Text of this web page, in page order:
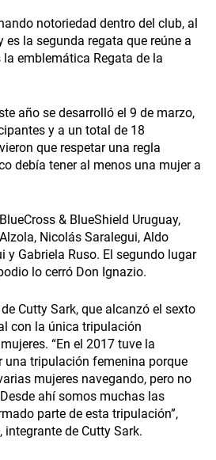
notoriedad dentro del club, al
es la segunda regata que reúne a
emblemática Regata de la
año se desarrolló el 9 de marzo,
y a un total de 18
que respetar una regla
debía tener al menos una mujer a
& BlueShield Uruguay,
Nicolás Saralegui, Aldo
y Gabriela Ruso. El segundo lugar
lo cerró Don Ignazio.
Cutty Sark, que alcanzó el sexto
con la única tripulación
“En el 2017 tuve la
tripulación femenina porque
mujeres navegando, pero no
ahí somos muchas las
parte de esta tripulación”,
de Cutty Sark.